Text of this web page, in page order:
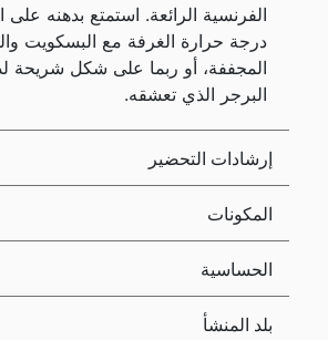
الفرنسية الرائعة. استمتع بدهنه على
درجة حرارة الغرفة مع البسكويت
المجففة، أو ربما على شكل شريحة
البرجر الذي تعشقه.
إرشادات التحضير
المكونات
الحساسية
بلد المنشأ